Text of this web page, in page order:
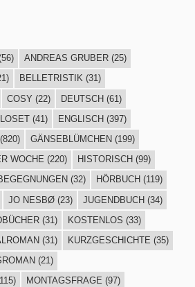
ANDREAS GRUBER(25)
BELLETRISTIK(31)
COSY (22) DEUTSCH(61)
(41) ENGLISCH (397)
(820) GÄNSEBLÜMCHEN (199)
WOCHE (220) HISTORISCH (99)
(32) HÖRBUCH (119)
JO NESBØ(23) JUGENDBUCH(34)
(31) KOSTENLOS (33)
(31) KURZGESCHICHTE (35)
(21)
MONTAGSFRAGE (97)